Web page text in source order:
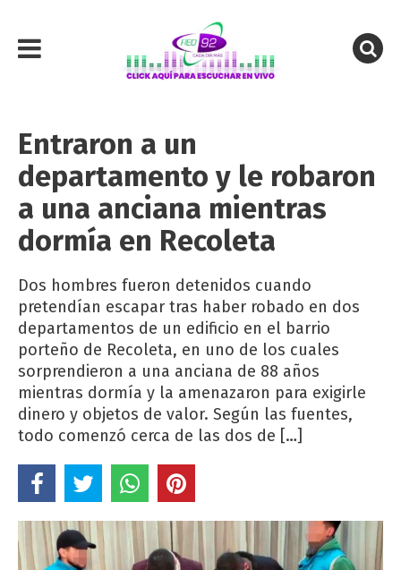
Entraron a un
departamento y le robaron
a una anciana mientras
dormía en Recoleta
Dos hombres fueron detenidos cuando
pretendían escapar tras haber robado en dos
departamentos de un edificio en el barrio
porteño de Recoleta, en uno de los cuales
sorprendieron a una anciana de 88 años
mientras dormía y la amenazaron para exigirle
dinero y objetos de valor. Según las fuentes,
todo comenzó cerca de las dos de […]